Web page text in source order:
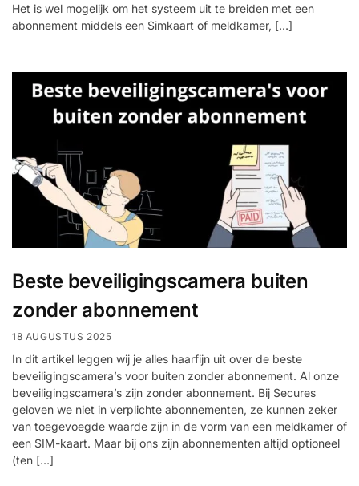
Het is wel mogelijk om het systeem uit te breiden met een
abonnement middels een Simkaart of meldkamer, […]
Beste beveiligingscamera buiten
zonder abonnement
18 AUGUSTUS 2025
In dit artikel leggen wij je alles haarfijn uit over de beste
beveiligingscamera’s voor buiten zonder abonnement. Al onze
beveiligingscamera’s zijn zonder abonnement. Bij Secures
geloven we niet in verplichte abonnementen, ze kunnen zeker
van toegevoegde waarde zijn in de vorm van een meldkamer of
een SIM-kaart. Maar bij ons zijn abonnementen altijd optioneel
(ten […]